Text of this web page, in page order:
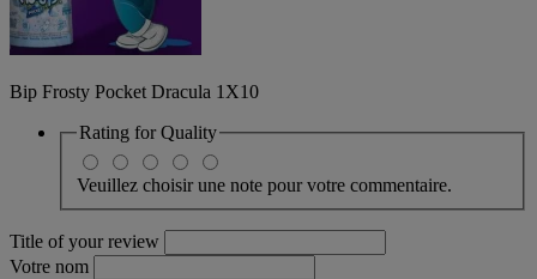
Bip Frosty Pocket Dracula 1X10
Rating forQuality
Veuillez choisir une note pour votre commentaire.
Title of your review
Votre nom